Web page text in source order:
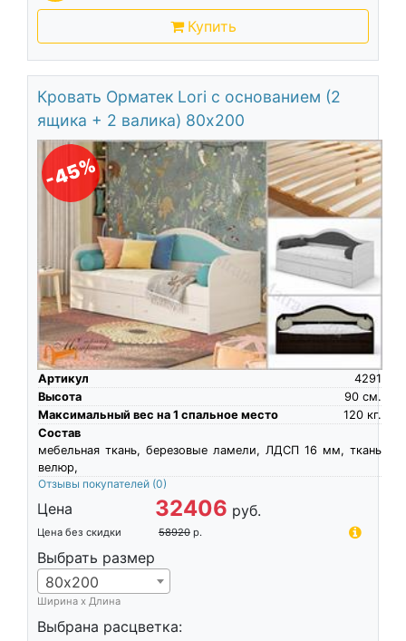
Купить
Кровать Орматек Lori с основанием (2
ящика + 2 валика) 80х200
-45%
Артикул
4291
Высота
см.
90
Максимальный вес на 1 спальное место
кг.
120
Состав
мебельная ткань, березовые ламели, ЛДСП 16 мм, ткань
велюр,
Отзывы покупателей (0)
Цена 32406 руб.
Цена без скидки 58920 р.
Выбрать размер
80х200
Ширина х Длина
Выбрана расцветка: